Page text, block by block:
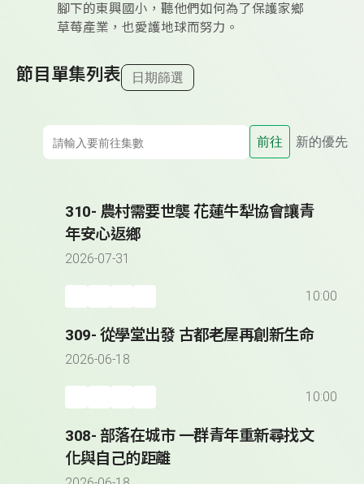
腳下的東興國小，聽他們如何為了保護家鄉
草莓產業，也愛護地球而努力。
節目單集列表 日期篩選
前往 新的優先
310- 農村需要世襲 花蓮牛犁協會讓青
年安心返鄉
2026-07-31
10:00
309- 從學堂出發 古都老屋再創新生命
2026-06-18
10:00
308- 部落在城市 一群青年重新尋找文
化與自己的距離